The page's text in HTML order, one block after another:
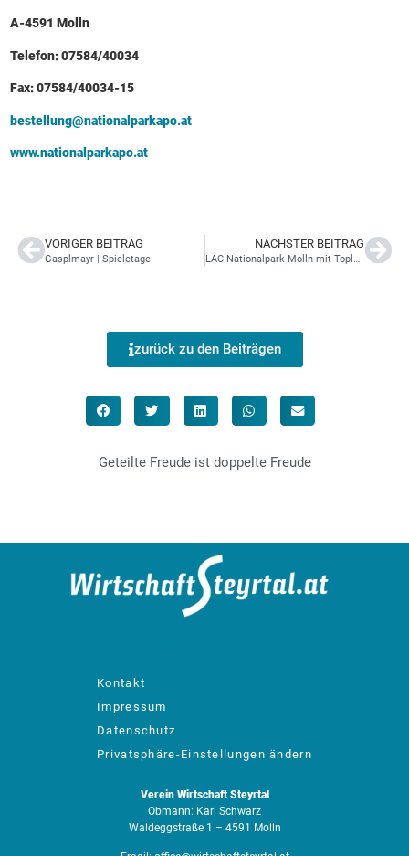
A-4591 Molln
Telefon: 07584/40034
Fax: 07584/40034-15
bestellung@nationalparkapo.at
www.nationalparkapo.at
VORIGER BEITRAG
Gasplmayr | Spieletage
NÄCHSTER BEITRAG
LAC Nationalpark Molln mit Topleistungen beim Linz Marathon
zurück zu den Beiträgen
Geteilte Freude ist doppelte Freude
Kontakt
Impressum
Datenschutz
Privatsphäre-Einstellungen ändern
Verein Wirtschaft Steyrtal
Obmann: Karl Schwarz
Waldeggstraße 1 – 4591 Molln